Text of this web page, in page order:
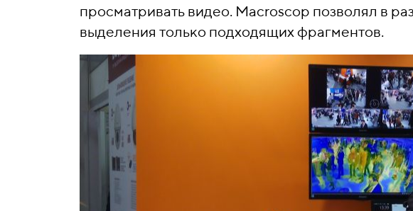
просматривать видео. Macroscop позволял в
выделения только подходящих фрагментов.